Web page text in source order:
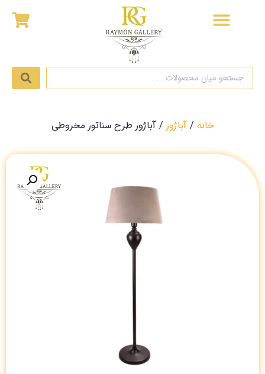
خانه /آباژور / آباژور طرح سناتور مخروطی